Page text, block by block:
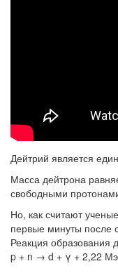
Дейтрий является
Масса дейтрона
свободными
Но, как считают
первые минуты после
Реакция образования
p + n → d + γ + 2,22